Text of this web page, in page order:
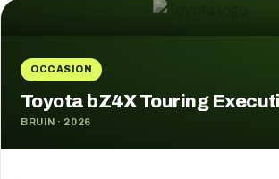
OCCASION
Toyota bZ4X Touring
BRUIN · 2026